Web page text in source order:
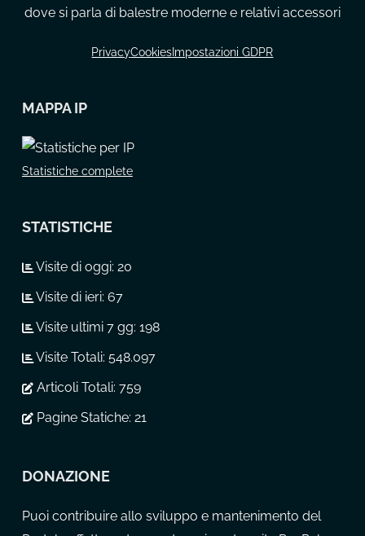
dove si parla di balestre moderne e relativi accessori
PrivacyCookies Impostazioni GDPR
MAPPA IP
Statistiche complete
STATISTICHE
Visite di oggi: 20
Visite di ieri: 67
Visite ultimi 7 gg: 198
Visite Totali: 548.097
Articoli Totali: 759
Pagine Statiche: 21
DONAZIONE
Puoi contribuire allo sviluppo e mantenimento del